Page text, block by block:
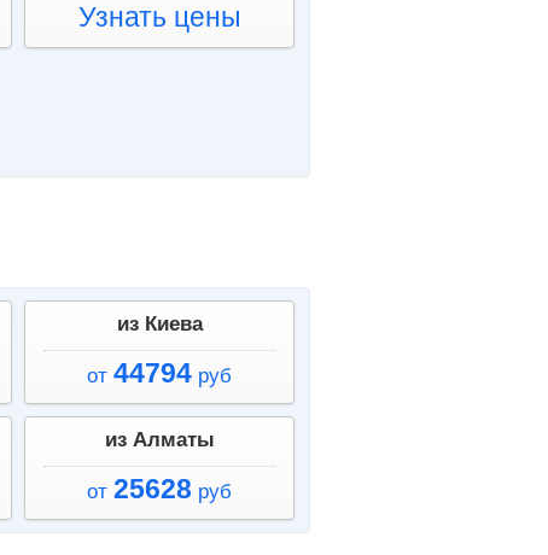
Узнать цены
из Киева
от 44794 руб
из Алматы
от 25628 руб